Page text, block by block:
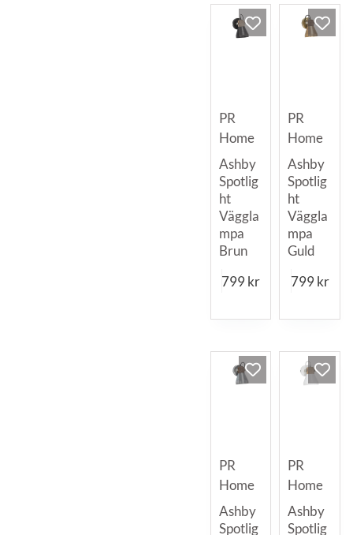
PR
Home
Ashby
Spotlig
ht
Väggla
mpa
Brun
799kr
PR
Home
Ashby
Spotlig
ht
Väggla
mpa
Guld
799kr
PR
Home
Ashby
Spotlig
PR
Home
Ashby
Spotlig